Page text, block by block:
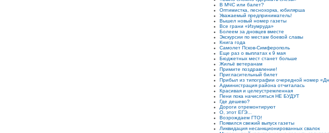
В МЧС или балет?
Оптимистка, песнохорка, юбилярша
Уважаемый предприниматель!
Вышел новый номер газеты
Все грани «Изумруда»
Болеем за дновцев вместе
Экскурсии по местам боевой славы
Книга года
Самолет Псков-Симферополь
Еще раз о выплатах к 9 мая
Бюджетных мест станет больше
Жильё ветеранам
Примите поздравление!
Пригласительный билет
Прибыл из типографии очередной номер
Администрация района отчиталась
Красивая и целеустремленная
Пени пока начисляться НЕ БУДУТ
Где дешево?
Дороги отремонтируют
О, этот ЕГЭ...
Возрождаем ГТО!
Появился свежий выпуск газеты
Ликвидация несанкционированных свалок